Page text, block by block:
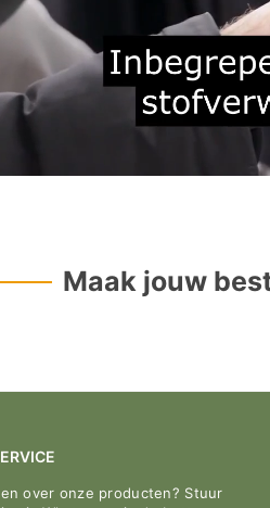
Maak jouw
over onze producten? Stuur